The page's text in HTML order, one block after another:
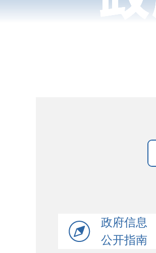
政府信息
公开指南